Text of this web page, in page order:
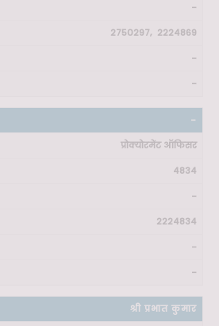
-
2750297, 2224869
-
-
-
प्रोक्योरमेंट ऑफिसर
4834
-
2224834
-
-
श्री प्रभात कुमार